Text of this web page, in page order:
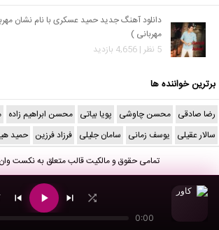
0:00
دانلود آهنگ جدید حمید عسکری با نام نشان
مهربانی )
5 نظر | 4,656 بازدید
برترین خواننده ها
رضا صادقی محسن چاوشی پویا بیاتی محسن ابراهیم زاده
سالار عقیلی یوسف زمانی سامان جلیلی فرزاد فرزین حمید
تمامی حقوق و مالکیت قالب متعلق بهنکست